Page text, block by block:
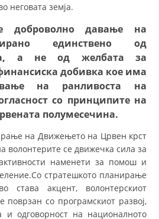
ПРОФЕСИОНАЛНИ ТЕЛА
ЗА ЦКРМ
НА ЦКРМ
РАКОВОДЕН ОДБОР
СОБРАНИЕ
неговата земја.
е доброволно давање на
единствено од
а не од желбата за
добивка кое има
на ранливоста на
со принципите на
полумесечина.
на Движењето на Црвен крст
волонтерите се движечка сила за
наменети за помош и
стратешкото планирање
става акцент, волонтерскиот
поврзан со програмскиот развој,
и одговорност на националното